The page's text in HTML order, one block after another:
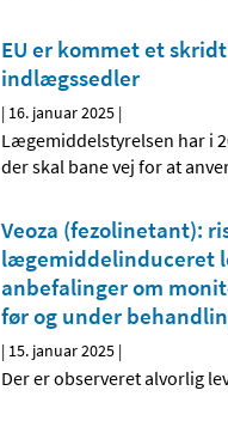
EU er kommet et
indlægssedler
| 16. januar 2025 |
Lægemiddelstyrelsen har i
der skal bane vej for at
Veoza (fezolinetant):
lægemiddelinduceret
anbefalinger om
før og under
| 15. januar 2025 |
Der er observeret alvorlig